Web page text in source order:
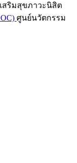
สริมสุขภาวะนิสิต
ศูนย์นวัตกรรม